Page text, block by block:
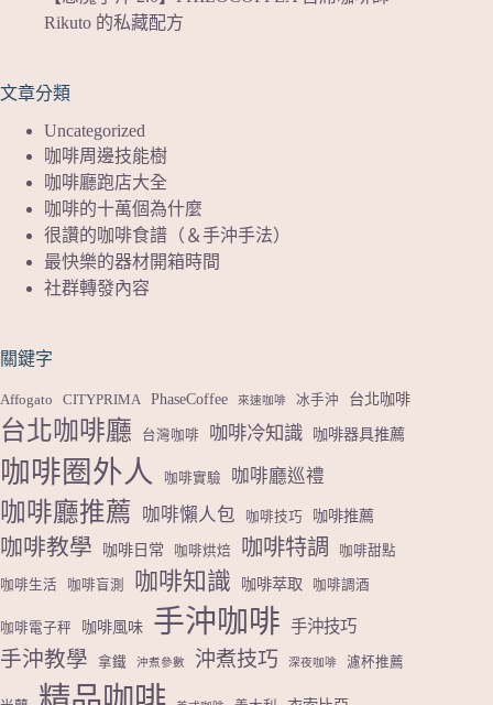
Rikuto 的私藏配方
文章分類
Uncategorized
咖啡周邊技能樹
咖啡廳跑店大全
咖啡的十萬個為什麼
很讚的咖啡食譜（＆手沖手法）
最快樂的器材開箱時間
社群轉發內容
關鍵字
Affogato CITYPRIMA PhaseCoffee 來速咖啡 冰手沖 台北咖啡
台北咖啡廳 台灣咖啡 咖啡冷知識 咖啡器具推薦
咖啡圈外人 咖啡實驗 咖啡廳巡禮
咖啡廳推薦 咖啡懶人包 咖啡技巧 咖啡推薦
咖啡教學 咖啡日常 咖啡烘焙 咖啡特調 咖啡甜點
咖啡生活 咖啡盲測 咖啡知識 咖啡萃取 咖啡調酒
咖啡電子秤 咖啡風味 手沖咖啡 手沖技巧
手沖教學 拿鐵 沖煮參數 沖煮技巧 深夜咖啡 濾杯推薦